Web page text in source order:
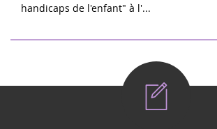
handicaps de l'enfant" à l'...